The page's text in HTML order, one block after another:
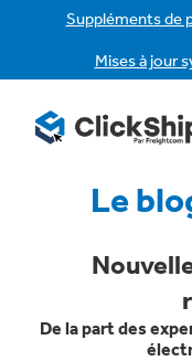
Suppléments de
Mises à jour
Le
De la part des